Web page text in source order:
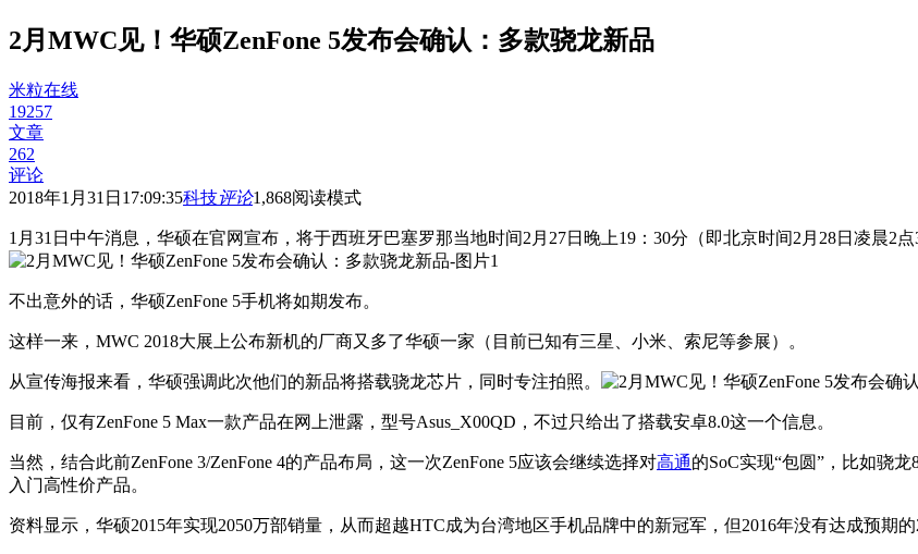
2月MWC见！华硕ZenFone 5发布会确认：多款骁龙新品
米粒在线
19257
文章
262
评论
2018年1月31日17:09:35科技评论1,868阅读模式
1月31日中午消息，华硕在官网宣布，将于西班牙巴塞罗那当地时间2月27日晚上19：30分（即北京时间2月28日凌晨2点
不出意外的话，华硕ZenFone 5手机将如期发布。
这样一来，MWC 2018大展上公布新机的厂商又多了华硕一家（目前已知有三星、小米、索尼等参展）。
从宣传海报来看，华硕强调此次他们的新品将搭载骁龙芯片，同时专注拍照。
目前，仅有ZenFone 5 Max一款产品在网上泄露，型号Asus_X00QD，不过只给出了搭载安卓8.0这一个信息。
当然，结合此前ZenFone 3/ZenFone 4的产品布局，这一次ZenFone 5应该会继续选择对高通的SoC实现“包圆”，比如骁
入门高性价产品。
资料显示，华硕2015年实现2050万部销量，从而超越HTC成为台湾地区手机品牌中的新冠军，但2016年没有达成预期